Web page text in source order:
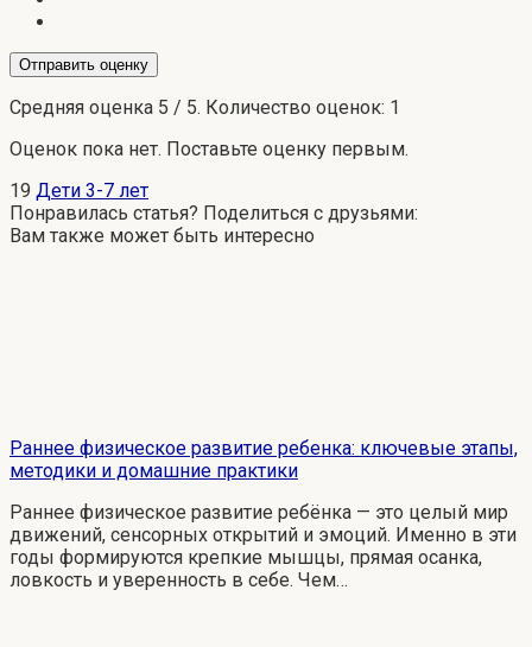
Отправить оценку
Средняя оценка 5 / 5. Количество оценок: 1
Оценок пока нет. Поставьте оценку первым.
19 Дети 3-7 лет
Понравилась статья? Поделиться с друзьями:
Вам также может быть интересно
Раннее физическое развитие ребенка: ключевые этапы,
методики и домашние практики
Раннее физическое развитие ребёнка — это целый мир
движений, сенсорных открытий и эмоций. Именно в эти
годы формируются крепкие мышцы, прямая осанка,
ловкость и уверенность в себе. Чем…